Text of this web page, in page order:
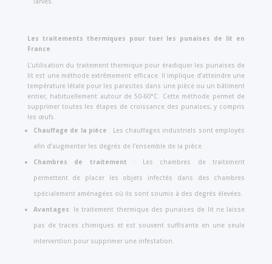
Les traitements thermiques pour tuer les punaises de lit en
France
L’utilisation du traitement thermique pour éradiquer les punaises de
lit est une méthode extrêmement efficace. Il implique d’atteindre une
température létale pour les parasites dans une pièce ou un bâtiment
entier, habituellement autour de 50-60°C. Cette méthode permet de
supprimer toutes les étapes de croissance des punaises, y compris
les œufs.
Chauffage de la pièce : Les chauffages industriels sont employés
afin d’augmenter les degrés de l’ensemble de la pièce.
Chambres de traitement : Les chambres de traitement
permettent de placer les objets infectés dans des chambres
spécialement aménagées où ils sont soumis à des degrés élevées.
Avantages: le traitement thermique des punaises de lit ne laisse
pas de traces chimiques et est souvent suffisante en une seule
intervention pour supprimer une infestation.